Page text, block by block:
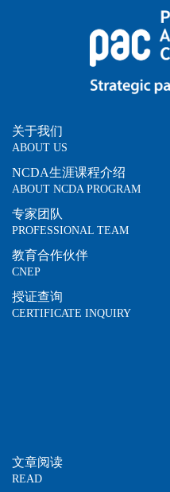
关于我们
ABOUT US
NCDA生涯课程介绍
ABOUT NCDA PROGRAM
专家团队
PROFESSIONAL TEAM
教育合作伙伴
CNEP
授证查询
CERTIFICATE INQUIRY
文章阅读
READ